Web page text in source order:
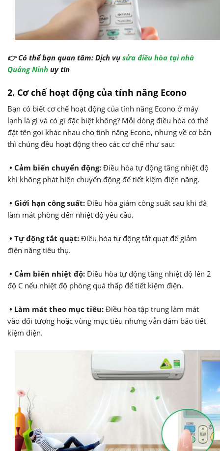
👉 Có thể bạn quan tâm: Dịch vụ sửa điều hòa tại nhà
Quảng Ninh uy tín
2. Cơ chế hoạt động của tính năng Econo
Bạn có biết cơ chế hoạt động của tính năng Econo ở máy
lạnh là gì và có gì đặc biệt không? Mỗi dòng điều hòa có thể
đặt tên gọi khác nhau cho tính năng Econo, nhưng về cơ bản
thì chúng đều hoạt động theo các cơ chế như sau:
• Cảm biến chuyển động: Điều hòa tự động tăng nhiệt độ
khi không phát hiện chuyển động để tiết kiệm điện năng.
• Giới hạn công suất: Điều hòa giảm công suất sau khi đã
làm mát phòng đến nhiệt độ yêu cầu.
• Tự động tắt quạt: Điều hòa tự động tắt quạt để giảm
điện năng tiêu thụ.
• Cảm biến nhiệt độ: Điều hòa tự động tăng nhiệt độ lên 2
độ C nếu nhiệt độ phòng quá thấp để tiết kiệm điện.
• Làm mát theo mục tiêu: Điều hòa tập trung làm mát
vào đối tượng hoặc vùng mục tiêu nhưng vẫn đảm bảo tiết
kiệm điện.